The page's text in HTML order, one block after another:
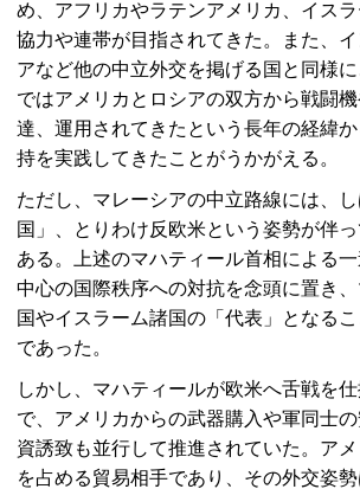
め、アフリカやラテンアメリカ、イス
協力や連帯が目指されてきた。また、
アなど他の中立外交を掲げる国と同様
ではアメリカとロシアの双方から戦闘
達、運用されてきたという長年の経緯
持を実践してきたことがうかがえる。
ただし、マレーシアの中立路線には、
国」、とりわけ反欧米という姿勢が伴
ある。上述のマハティール首相による
中心の国際秩序への対抗を念頭に置き
国やイスラーム諸国の「代表」となる
であった。
しかし、マハティールが欧米へ舌戦を
で、アメリカからの武器購入や軍同士
資誘致も並行して推進されていた。ア
を占める貿易相手であり、その外交姿